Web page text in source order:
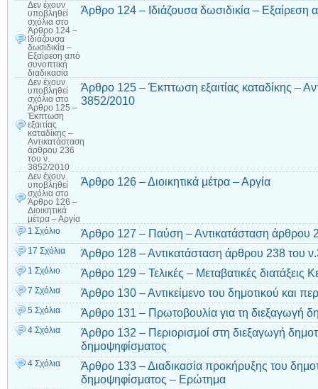
Δεν έχουν
υποβληθεί
σχόλια στο
Άρθρο 124 –
Ιδιάζουσα
δωσιδικία –
Εξαίρεση από
συνοπτική
διαδικασία
Άρθρο 124 – Ιδιάζουσα δωσιδικία – Εξαίρεση
Δεν έχουν
υποβληθεί
σχόλια στο
Άρθρο 125 –
Έκπτωση
εξαιτίας
καταδίκης –
Αντικατάσταση
άρθρου 236
του ν.
3852/2010
Άρθρο 125 – Έκπτωση εξαιτίας καταδίκης –
3852/2010
Δεν έχουν
υποβληθεί
σχόλια στο
Άρθρο 126 –
Διοικητικά
μέτρα – Αργία
Άρθρο 126 – Διοικητικά μέτρα – Αργία
1 Σχόλιο Άρθρο 127 – Παύση – Αντικατάσταση άρθρου
17 Σχόλια Άρθρο 128 – Αντικατάσταση άρθρου 238 του
1 Σχόλιο Άρθρο 129 – Τελικές – Μεταβατικές διατάξεις
7 Σχόλια Άρθρο 130 – Αντικείμενο του δημοτικού και
5 Σχόλια Άρθρο 131 – Πρωτοβουλία για τη διεξαγωγή
4 Σχόλια
Άρθρο 132 – Περιορισμοί στη διεξαγωγή
δημοψηφίσματος
4 Σχόλια
Άρθρο 133 – Διαδικασία προκήρυξης του
δημοψηφίσματος – Ερώτημα